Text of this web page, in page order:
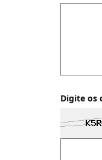
Digite os